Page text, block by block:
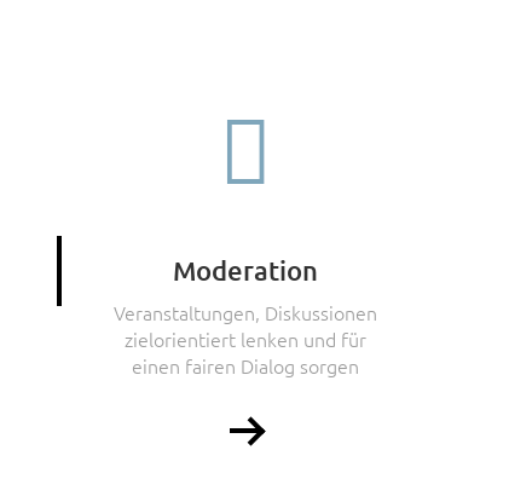

Moderation
Veranstaltungen, Diskussionen
zielorientiert lenken und für
einen fairen Dialog sorgen